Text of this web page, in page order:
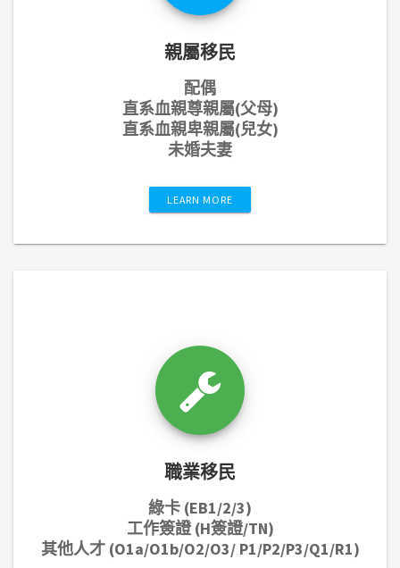
親屬移民
配偶
直系血親尊親屬(父母)
直系血親卑親屬(兒女)
未婚夫妻
LEARN MORE
職業移民
綠卡 (EB1/2/3)
工作簽證 (H簽證/TN)
其他人才 (O1a/O1b/O2/O3/ P1/P2/P3/Q1/R1)